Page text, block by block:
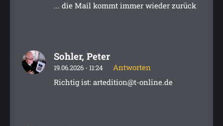
... die Mail kommt immer wieder zurück
Sohler, Peter
19.06.2026 - 11:24
Antworten
Richtig ist: artedition@t-online.de